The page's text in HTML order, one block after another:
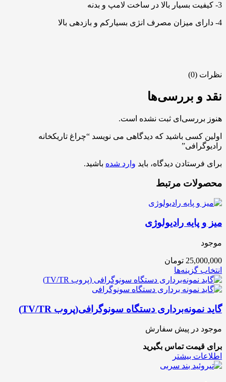
3- کیفیت بسیار بالا در ساخت لامپ و بدنه
4- دارای میزان مصرف انژی بسیارکم و بازدهی بالا
نظرات (0)
نقد و بررسی‌ها
هنوز بررسی‌ای ثبت نشده است.
اولین کسی باشید که دیدگاهی می نویسد “چراغ تاریکخانه
رادیوگرافی”
برای فرستادن دیدگاه، باید وارد شده باشید.
محصولات مرتبط
میز و پایه رادیولوژی
موجود
25,000,000 تومان
انتخاب گزینه‌ها
گاید نمونه‌برداری دستگاه سونوگرافی(پروب TV/TR)
موجود در پیش سفارش
برای قیمت تماس بگیرید
اطلاعات بیشتر